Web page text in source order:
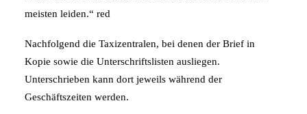
meisten leiden.“ red
Nachfolgend die Taxizentralen, bei denen der Brief in
Kopie sowie die Unterschriftslisten ausliegen.
Unterschrieben kann dort jeweils während der
Geschäftszeiten werden.